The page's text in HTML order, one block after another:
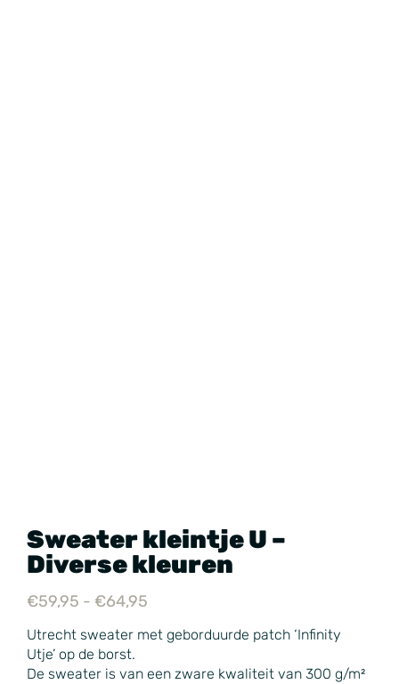
Sweater kleintje U –
Diverse kleuren
€59,95 - €64,95
Utrecht sweater met geborduurde patch ‘Infinity
Utje’ op de borst.
De sweater is van een zware kwaliteit van 300 g/m²